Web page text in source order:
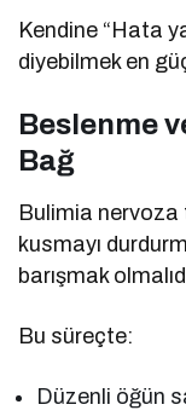
Kendine “Hata
diyebilmek en
Beslenme
Bağ
Bulimia
kusmayı
barışmak
Bu süreçte:
Düzenli öğün